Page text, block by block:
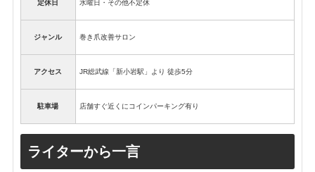
定休日 水曜日・その他不定休
ジャンル 巻き爪改善サロン
アクセス JR総武線「新小岩駅」より 徒歩5分
駐車場 店舗すぐ近くにコインパーキング有り
ライターから一言